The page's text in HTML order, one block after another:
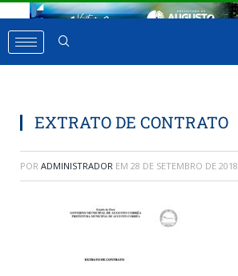
EXTRATO DE CONTRATO
POR ADMINISTRADOR EM 28 DE SETEMBRO DE 2018